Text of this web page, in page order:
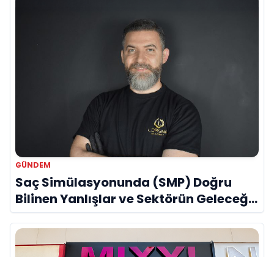
GÜNDEM
Saç Simülasyonunda (SMP) Doğru
Bilinen Yanlışlar ve Sektörün Geleceği:
Onur Akdeniz ile Özel Röportaj